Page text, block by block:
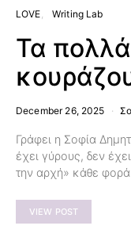
LOVE Writing Lab
Τα
December 26, 2025
Γράφει η Σοφία
έχει γύρους, δεν
την αρχή» κάθε φορά
VIEW POST